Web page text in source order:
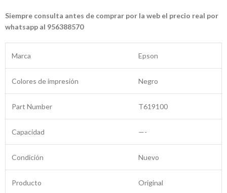
Siempre consulta antes de comprar por la web el precio real por
whatsapp al 956388570
Marca Epson
Colores de impresión Negro
Part Number T619100
Capacidad —-
Condición Nuevo
Producto Original